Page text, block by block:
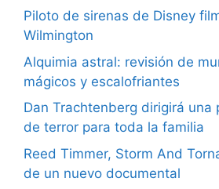
Piloto de sirenas de Disney
Wilmington
Alquimia astral: revisión de
mágicos y escalofriantes
Dan Trachtenberg dirigirá una
de terror para toda la familia
Reed Timmer, Storm And
de un nuevo documental